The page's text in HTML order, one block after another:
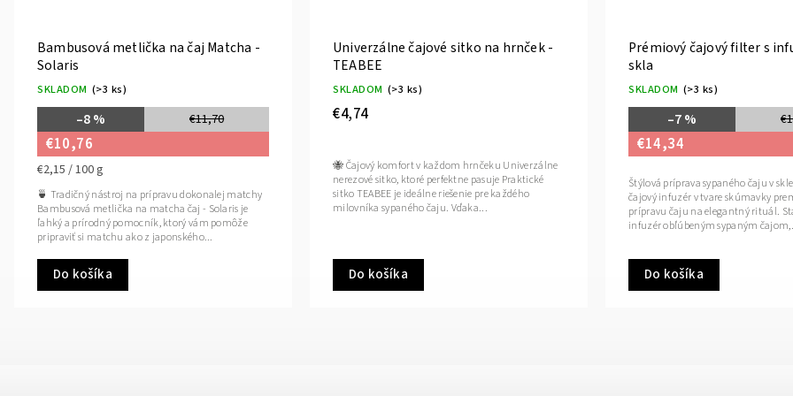
Bambusová metlička na čaj Matcha -
Solaris
SKLADOM (>3 ks)
€11,70
–8 %
€10,76
€2,15 / 100 g
Do košíka
🍵 Tradičný nástroj na prípravu dokonalej matchy
Bambusová metlička na matcha čaj - Solaris je
ľahký a prírodný pomocník, ktorý vám pomôže
pripraviť si matchu ako z japonského...
Univerzálne čajové sitko na hrnček -
TEABEE
SKLADOM (>3 ks)
€4,74
Do košíka
🐝 Čajový komfort v každom hrnčeku Univerzálne
nerezové sitko, ktoré perfektne pasuje Praktické
sitko TEABEE je ideálne riešenie pre každého
milovníka sypaného čaju. Vďaka...
Prémiový čajový filter s
skla
SKLADOM (>3 ks)
–7 %
€14,34
Do košíka
Štýlová príprava sypaného čaju v
čajový infuzér v tvare skúmavky
prípravu čaju na elegantný rituál.
infuzér obľúbeným sypaným